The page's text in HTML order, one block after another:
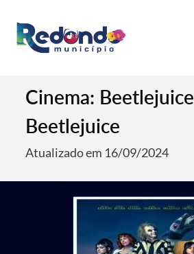
Cinema: Beetlejuice
Beetlejuice
Atualizado em 16/09/2024